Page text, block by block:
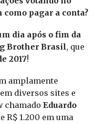
pagar a conta?
m dia após o fim da
Brother Brasil, que
2017!
amplamente
diversos sites e
chamado Eduardo
R$ 1.200 em uma